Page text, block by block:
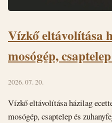
Vízkő eltávolítása
mosógép,
2026. 07. 20.
Vízkő eltávolítása házilag
mosógép, csaptelep és